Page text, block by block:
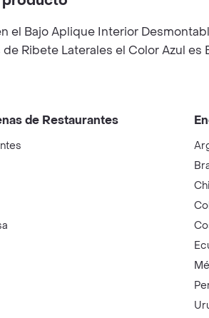
el Bajo Aplique Interior
Ribete Laterales el Color Azul es
de Restaurantes